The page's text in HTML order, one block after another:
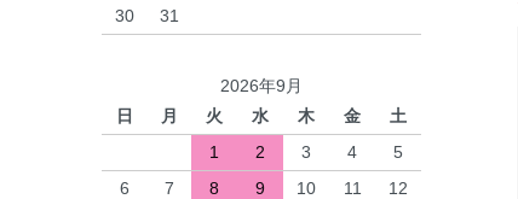
30
31
2026年9月
日
月 火 水 木 金
土
1
2 3 4
5
6
7 8 9 10 11
12